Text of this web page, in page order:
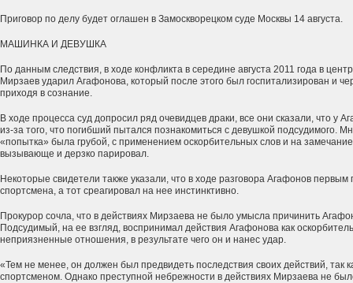
Приговор по делу будет оглашен в Замоскворецком суде Москвы 14 августа.
МАШИНКА И ДЕВУШКА
По данным следствия, в ходе конфликта в середине августа 2011 года в
Мирзаев ударил Агафонова, который после этого был госпитализирован и
приходя в сознание.
В ходе процесса суд допросил ряд очевидцев драки, все они сказали, что у
из-за того, что погибший пытался познакомиться с девушкой подсудимого.
«попытка» была грубой, с применением оскорбительных слов и на
вызывающе и дерзко парировал.
Некоторые свидетели также указали, что в ходе разговора Агафонов
спортсмена, а тот среагировал на нее инстинктивно.
Прокурор сочла, что в действиях Мирзаева не было умысла причинить
Подсудимый, на ее взгляд, воспринимал действия Агафонова как
неприязненные отношения, в результате чего он и нанес удар.
«Тем не менее, он должен был предвидеть последствия своих действий, так
спортсменом. Однако преступной небрежности в действиях Мирзаева не